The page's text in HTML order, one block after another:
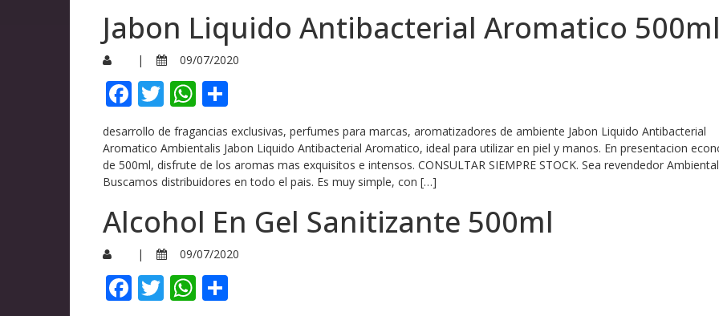
Jabon Liquido Antibacterial Aromatico 500ml
| 09/07/2020
Facebook
TwitterWhatsApp
desarrollo de fragancias exclusivas, perfumes para marcas, aromatizadores de ambiente Jabon Liquido Antibacterial
Aromatico Ambientalis Jabon Liquido Antibacterial Aromatico, ideal para utilizar en piel y manos. En presentacion
de 500ml, disfrute de los aromas mas exquisitos e intensos. CONSULTAR SIEMPRE STOCK. Sea revendedor
Buscamos distribuidores en todo el pais. Es muy simple, con […]
Alcohol En Gel Sanitizante 500ml
| 09/07/2020
Facebook
TwitterWhatsApp